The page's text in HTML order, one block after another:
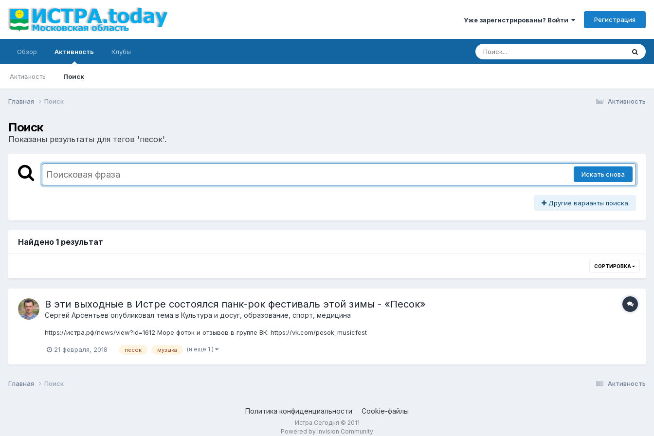
Уже зарегистрированы? Войти Регистрация
Обзор Активность
Активность Поиск
Клубы
Активность
Главная Поиск
Поиск
Показаны результаты для тегов 'песок'.
Искать снова
Другие варианты поиска
Найдено 1 результат
СОРТИРОВКА
В эти выходные в Истре состоялся панк-рок фестиваль этой зимы - «Песок»
Сергей Арсентьев опубликовал тема в Культура и досуг, образование, спорт, медицина
https://истра.рф/news/view?id=1612 Море фоток и отзывов в группе ВК: https://vk.com/pesok_musicfest
21 февраля, 2018 песок музыка (и ещё 1 )
Активность
Главная Поиск
Политика конфиденциальности Cookie-файлы
Истра.Сегодня © 2011
Powered by Invision Community